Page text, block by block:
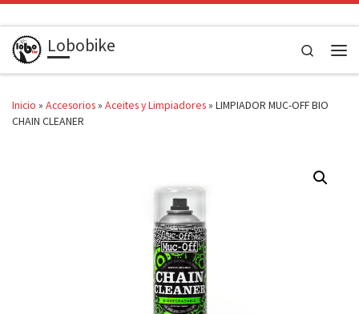
Saltar al contenido
Lobobike
Search
Inicio » Accesorios» Aceites y Limpiadores» LIMPIADOR MUC-OFF BIO
CHAIN CLEANER